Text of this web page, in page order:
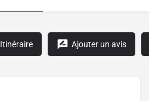
Itinéraire Ajouter un avis